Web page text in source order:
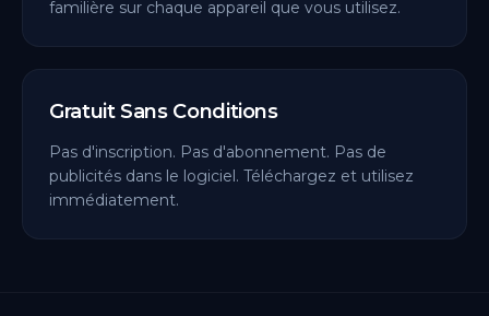
familière sur chaque appareil que vous utilisez.
Gratuit Sans Conditions
Pas d'inscription. Pas d'abonnement. Pas de
publicités dans le logiciel. Téléchargez et utilisez
immédiatement.